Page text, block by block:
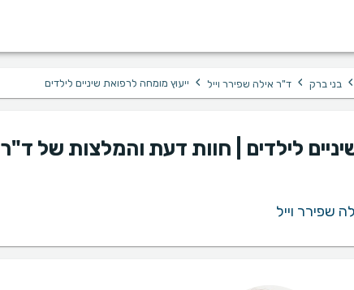
› בני ברק › ד"ר אילה שפירר וייל › ייעוץ מומחה לרפואת שיניים לילדים
לילדים | חוות דעת והמלצות של ד"ר
שפירר וייל